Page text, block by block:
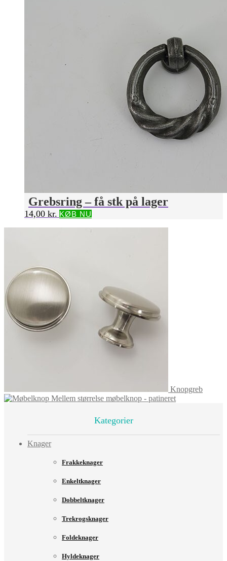
Grebsring – få stk på lager
14,00 kr. KØB NU
Knopgreb
Mellem størrelse møbelknop - patineret
Kategorier
Knager
Frakkeknager
Enkeltknager
Dobbeltknager
Trekrogsknager
Foldeknager
Hyldeknager